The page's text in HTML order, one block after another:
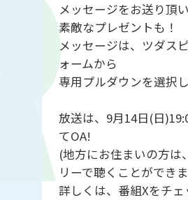
メッセージをお送り頂
素敵なプレゼントも！
メッセージは、ツダス
ォームから
専用プルダウンを選択
放送は、9月14日(日
てOA!
(地方にお住まいの方
リーで聴くことができ
詳しくは、番組Xをチ